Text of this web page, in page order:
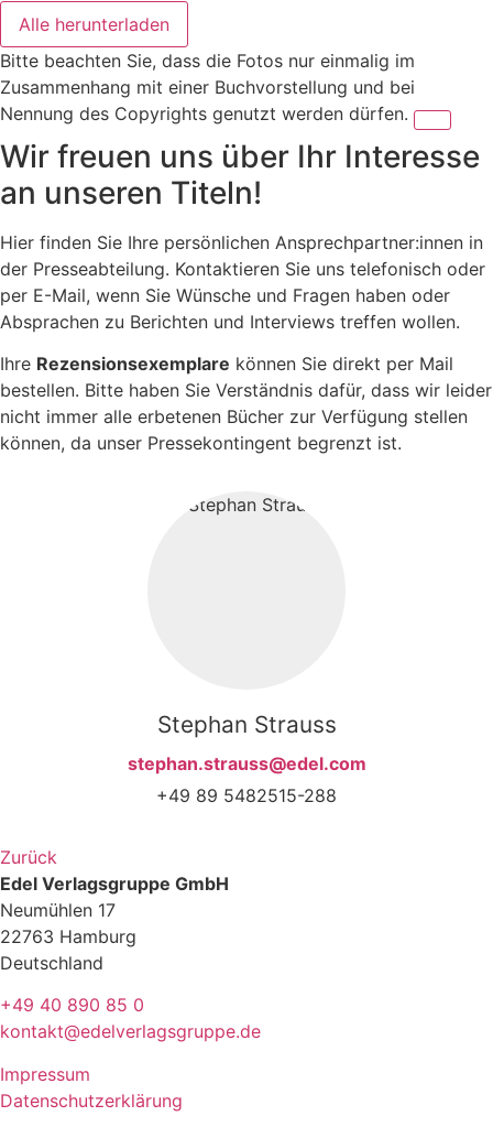
Alle herunterladen
Bitte beachten Sie, dass die Fotos nur einmalig im
Zusammenhang mit einer Buchvorstellung und bei
Nennung des Copyrights genutzt werden dürfen.
Wir freuen uns über Ihr Interesse
an unseren Titeln!
Hier finden Sie Ihre persönlichen Ansprechpartner:innen in
der Presseabteilung. Kontaktieren Sie uns telefonisch oder
per E-Mail, wenn Sie Wünsche und Fragen haben oder
Absprachen zu Berichten und Interviews treffen wollen.
Ihre Rezensionsexemplare können Sie direkt per Mail
bestellen. Bitte haben Sie Verständnis dafür, dass wir leider
nicht immer alle erbetenen Bücher zur Verfügung stellen
können, da unser Pressekontingent begrenzt ist.
Stephan Strauss
stephan.strauss@edel.com
+49 89 5482515-288
Zurück
Edel Verlagsgruppe GmbH
Neumühlen 17
22763 Hamburg
Deutschland
+49 40 890 85 0
kontakt@edelverlagsgruppe.de
Impressum
Datenschutzerklärung